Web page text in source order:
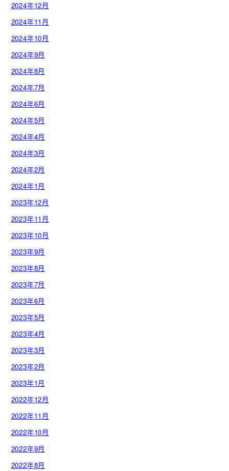
2024年12月
2024年11月
2024年10月
2024年9月
2024年8月
2024年7月
2024年6月
2024年5月
2024年4月
2024年3月
2024年2月
2024年1月
2023年12月
2023年11月
2023年10月
2023年9月
2023年8月
2023年7月
2023年6月
2023年5月
2023年4月
2023年3月
2023年2月
2023年1月
2022年12月
2022年11月
2022年10月
2022年9月
2022年8月